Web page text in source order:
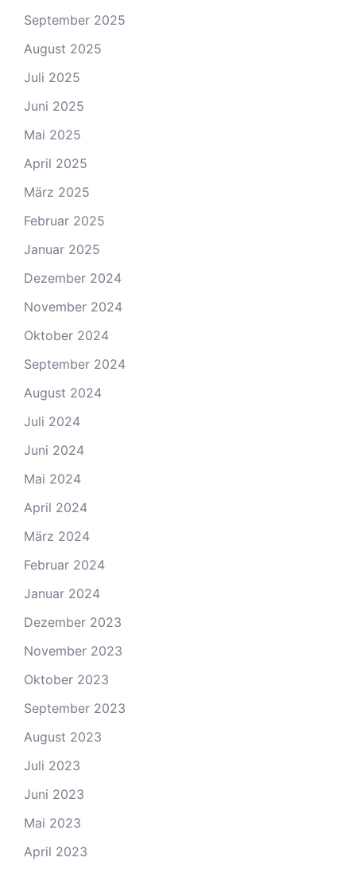
September 2025
August 2025
Juli 2025
Juni 2025
Mai 2025
April 2025
März 2025
Februar 2025
Januar 2025
Dezember 2024
November 2024
Oktober 2024
September 2024
August 2024
Juli 2024
Juni 2024
Mai 2024
April 2024
März 2024
Februar 2024
Januar 2024
Dezember 2023
November 2023
Oktober 2023
September 2023
August 2023
Juli 2023
Juni 2023
Mai 2023
April 2023